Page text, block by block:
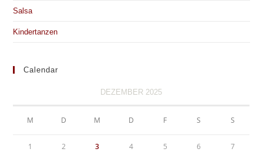
Salsa
Kindertanzen
Calendar
DEZEMBER 2025
M D M D F S S
1 2 3 4 5 6 7